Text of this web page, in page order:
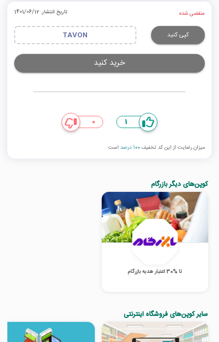
منقضی شده تاریخ انتشار: 1401/06/12
کپی کنید TAVON
خرید کنید
1
0
میزان رضایت از این کد تخفیف 100 درصد است
کوپن‌های دیگر بازرگام
تا %30 اعتبار هدیه بازرگام
سایر کوپن‌های فروشگاه اینترنتی